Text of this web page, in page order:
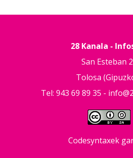
28 Kanala -
San Esteban
Tolosa
Tel: 943 69 89 35 -
Codesyntaxek